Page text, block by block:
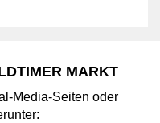
MARKT
Media-Seiten oder